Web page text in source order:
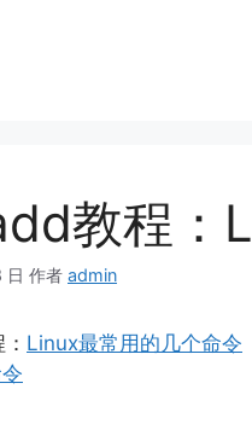
教程：
日 作者 admin
Linux最常用的几个命令